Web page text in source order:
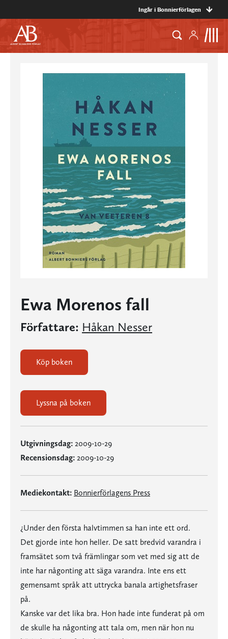
Ingår i Bonnierförlagen
Ewa Morenos fall
Författare: Håkan Nesser
Köp boken
Lyssna på boken
Utgivningsdag: 2009-10-29
Recensionsdag: 2009-10-29
Mediekontakt: Bonnierförlagens Press
¿Under den första halvtimmen sa han inte ett ord.
Det gjorde inte hon heller. De satt bredvid varandra i
framsätet som två främlingar som vet med sig att de
inte har någonting att säga varandra. Inte ens ett
gemensamt språk att uttrycka banala artighetsfraser
på.
Kanske var det lika bra. Hon hade inte funderat på om
de skulle ha någonting att tala om, men när hon nu